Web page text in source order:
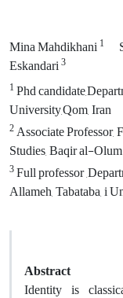
Mina Mahdikhani1
Eskandari3
1Phd
University,Qom, Iran
2Associate
Studies, Baqir al-
3Full professor
Allameh, Tabataba, i
Abstract
Identity is